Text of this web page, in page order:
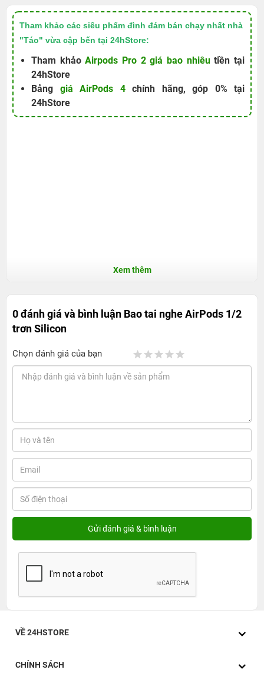
Tham khảo các siêu phẩm đình đám bán chạy nhất nhà
"Táo" vừa cập bến tại 24hStore:
Tham khảoAirpods Pro 2 giá bao nhiêutiền tại
24hStore
Bảng giá AirPods 4chính hãng, góp 0% tại
24hStore
Xem thêm
0 đánh giá và bình luận Bao tai nghe AirPods 1/2
trơn Silicon
Chọn đánh giá của bạn
VỀ 24HSTORE
CHÍNH SÁCH